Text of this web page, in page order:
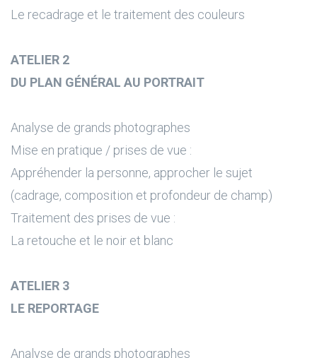
Le recadrage et le traitement des couleurs
ATELIER 2
DU PLAN GÉNÉRAL AU PORTRAIT
Analyse de grands photographes
Mise en pratique / prises de vue :
Appréhender la personne, approcher le sujet
(cadrage, composition et profondeur de champ)
Traitement des prises de vue :
La retouche et le noir et blanc
ATELIER 3
LE REPORTAGE
Analyse de grands photographes